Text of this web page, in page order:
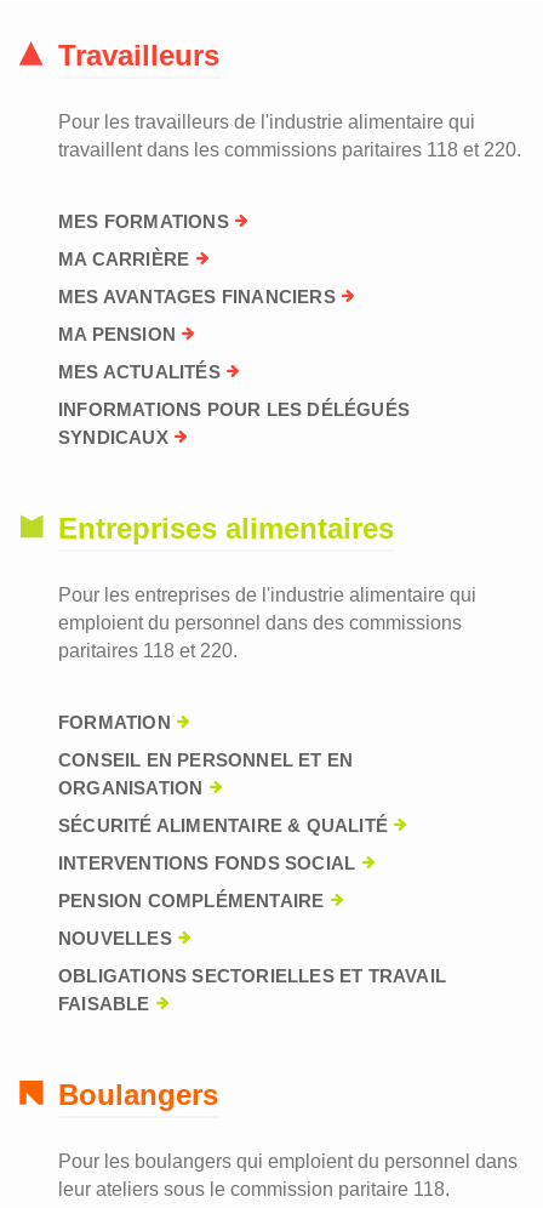
Travailleurs
Pour les travailleurs de l'industrie alimentaire qui
travaillent dans les commissions paritaires 118 et 220.
MES FORMATIONS
MA CARRIÈRE
MES AVANTAGES FINANCIERS
MA PENSION
MES ACTUALITÉS
INFORMATIONS POUR LES DÉLÉGUÉS
SYNDICAUX
Entreprises alimentaires
Pour les entreprises de l'industrie alimentaire qui
emploient du personnel dans des commissions
paritaires 118 et 220.
FORMATION
CONSEIL EN PERSONNEL ET EN
ORGANISATION
SÉCURITÉ ALIMENTAIRE & QUALITÉ
INTERVENTIONS FONDS SOCIAL
PENSION COMPLÉMENTAIRE
NOUVELLES
OBLIGATIONS SECTORIELLES ET TRAVAIL
FAISABLE
Boulangers
Pour les boulangers qui emploient du personnel dans
leur ateliers sous le commission paritaire 118.